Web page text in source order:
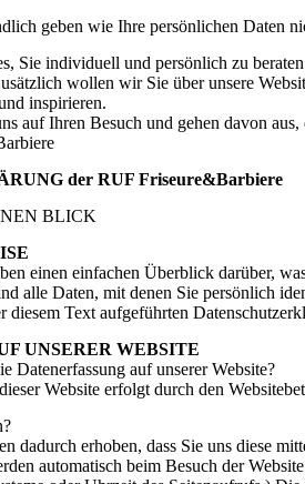
geben wie Ihre persönlichen Daten
Sie individuell und persönlich zu
wollen wir Sie über unsere
inspirieren.
auf Ihren Besuch und gehen davon
der RUF Friseure&Barbiere
BLICK
einen einfachen Überblick darüber,
alle Daten, mit denen Sie persönlich
diesem Text aufgeführten
UNSERER WEBSITE
Datenerfassung auf unserer Website?
Website erfolgt durch den
dadurch erhoben, dass Sie uns diese
automatisch beim Besuch der